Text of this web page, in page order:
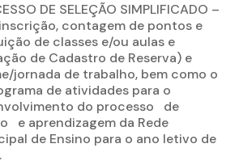
DE SELEÇÃO SIMPLIFICADO –
contagem de pontos e
de classes e/ou aulas e
de Cadastro de Reserva) e
jornada de trabalho, bem como o
de atividades para o
do processo de
e aprendizagem da Rede
de Ensino para o ano letivo de